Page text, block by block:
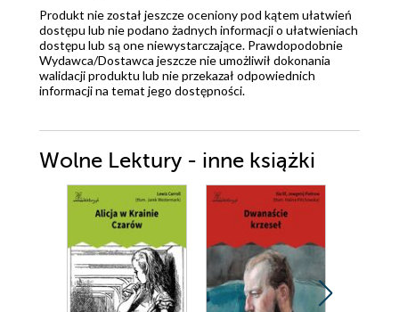
Produkt nie został jeszcze oceniony pod kątem ułatwień
dostępu lub nie podano żadnych informacji o ułatwieniach
dostępu lub są one niewystarczające. Prawdopodobnie
Wydawca/Dostawca jeszcze nie umożliwił dokonania
walidacji produktu lub nie przekazał odpowiednich
informacji na temat jego dostępności.
Wolne Lektury - inne książki